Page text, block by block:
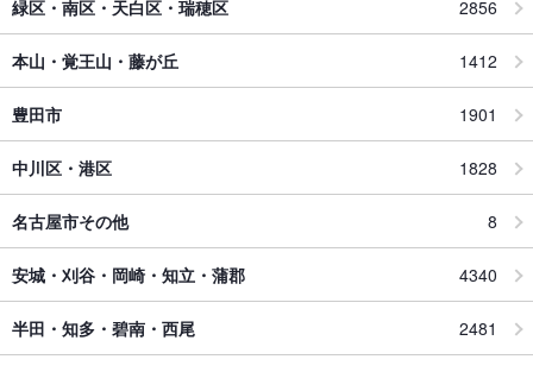
緑区・南区・天白区・瑞穂区 2856
本山・覚王山・藤が丘 1412
豊田市 1901
中川区・港区 1828
名古屋市その他 8
安城・刈谷・岡崎・知立・蒲郡 4340
半田・知多・碧南・西尾 2481